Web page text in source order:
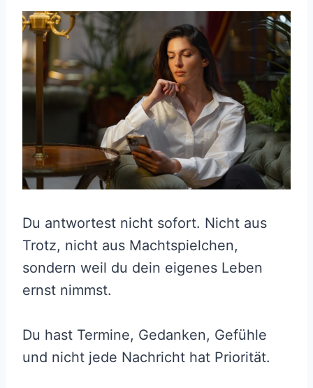
Du antwortest nicht sofort. Nicht aus
Trotz, nicht aus Machtspielchen,
sondern weil du dein eigenes Leben
ernst nimmst.
Du hast Termine, Gedanken, Gefühle
und nicht jede Nachricht hat Priorität.